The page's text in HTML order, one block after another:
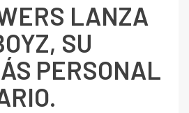
LANZA
SU
PERSONAL